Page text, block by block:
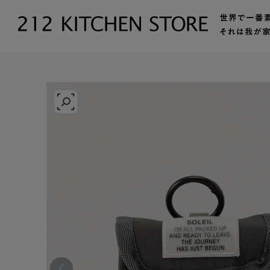
トップ 【公式】212 KITCHEN STORE（トゥーワントゥーキッチン